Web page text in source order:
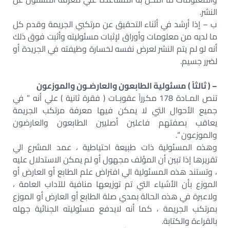
النشر.
ب – إذا أرشد في أثناء التحقيق عن مرتكبي الجريمة وقدم كل
ما لديه من معلومات وأوراق لإثبات مسئوليته وأثبت فوق ذلك
أنه لو لم يتم النشر لعرض نفسه لخسارة وظيفته في الجريدة أو
لضرر جسيم.
– ( ثالثاً ) مسئولية الطابعون والعارضـون والموزعون
تنص المـادة 178 مكرراً عقوبـات ( فقرة ثانية ) علي أنه ” في
جميع الأحوال التي لا يمكن فيها معرفة مرتكب الجريمة
يعاقب بصفتهم فاعلين أصليين الطابعون والعارضون
والموزعون “.
وهذه المسئولية ذات طبيعة احتياطية ، عمد المشرع الي
تقريرها إذا تبين أن المؤلف مجهول أو لم يمكن الاستدلال عليه
، وتستند هذه المسئولية الي افتراض علم الطابع أو العارض أو
الموزع بأن الأشياء التي تم توزيعها منافية للآداب العامة ،
ولاعبرة في هذه الحالة بمدي صلة الطابع أو العارض أو الموزع
بمرتكب الجريمة ، كما أنه لايدفع مسئوليته الجنائية جهله
بالقراءة والكتابة.